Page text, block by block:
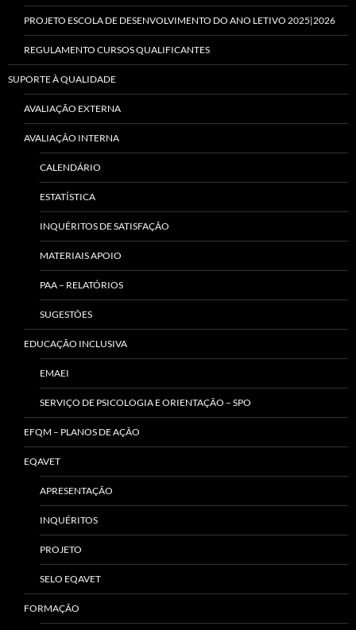
PROJETO ESCOLA DE DESENVOLVIMENTO DO ANO LETIVO 2025|2026
REGULAMENTO CURSOS QUALIFICANTES
SUPORTE À QUALIDADE
AVALIAÇÃO EXTERNA
AVALIAÇÃO INTERNA
CALENDÁRIO
ESTATÍSTICA
INQUÉRITOS DE SATISFAÇÃO
MATERIAIS APOIO
PAA – RELATÓRIOS
SUGESTÕES
EDUCAÇÃO INCLUSIVA
EMAEI
SERVIÇO DE PSICOLOGIA E ORIENTAÇÃO – SPO
EFQM – PLANOS DE AÇÃO
EQAVET
APRESENTAÇÃO
INQUÉRITOS
PROJETO
SELO EQAVET
FORMAÇÃO